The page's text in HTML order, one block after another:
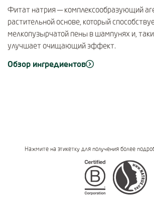
Фитат натрия — комплексообразующий
растительной основе, который
мелкопузырчатой пены в шампунях и,
улучшает очищающий эффект.
Обзор ингредиентов
Certifications
Нажмите на этикетку для получения более